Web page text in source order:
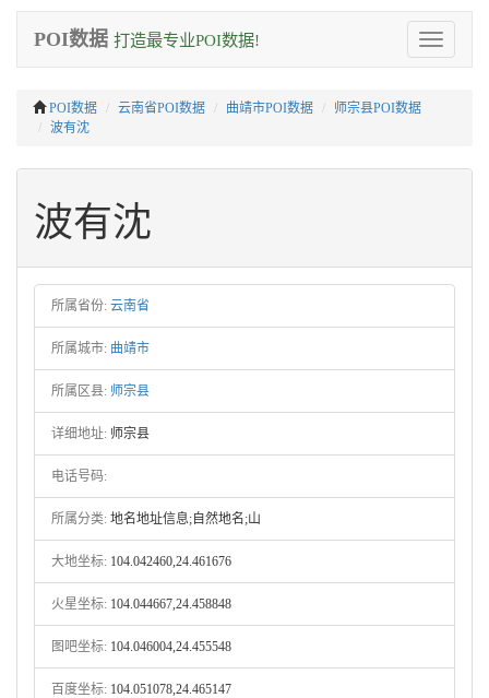
Toggle
navigation
POI数据 打造最专业POI数据!
POI数据 云南省POI数据 曲靖市POI数据
师宗县POI数据
波有沈
波有沈
所属省份: 云南省
所属城市: 曲靖市
所属区县: 师宗县
详细地址: 师宗县
电话号码:
所属分类: 地名地址信息;自然地名;山
大地坐标: 104.042460,24.461676
火星坐标: 104.044667,24.458848
图吧坐标: 104.046004,24.455548
百度坐标: 104.051078,24.465147